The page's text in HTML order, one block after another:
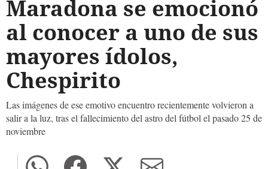
Maradona se emocionó
al conocer a uno de sus
mayores ídolos,
Chespirito
Las imágenes de ese emotivo encuentro recientemente volvieron a
salir a la luz, tras el fallecimiento del astro del fútbol el pasado 25 de
noviembre